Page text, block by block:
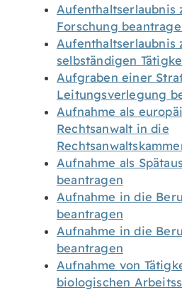
Aufenthaltserlaubnis
Forschung
Aufenthaltserlaubnis
selbständigen
Aufgraben einer
Leitungsverlegung
Aufnahme als
Rechtsanwalt in die
Aufnahme als
beantragen
Aufnahme in die
beantragen
Aufnahme in die
beantragen
Aufnahme von
biologischen